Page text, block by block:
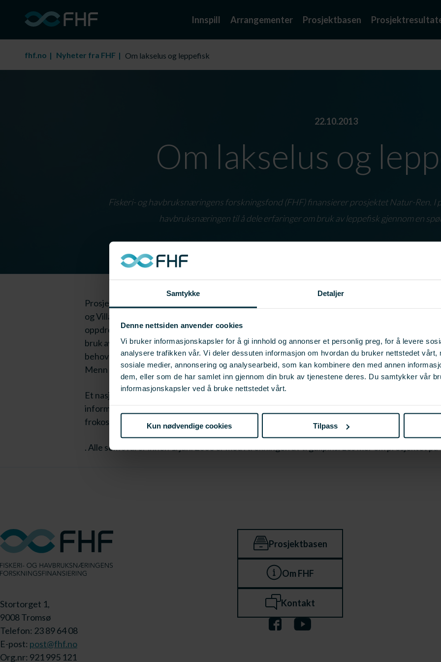
Samtykke Detaljer
Denne nettsiden anvender cookies
Vi bruker informasjonskapsler for å gi innhold og annonser et personlig preg, for å levere
analysere trafikken vår. Vi deler dessuten informasjon om hvordan du bruker nettstedet vårt,
sosiale medier, annonsering og analysearbeid, som kan kombinere den med annen
dem, eller som de har samlet inn gjennom din bruk av tjenestene deres. Du samtykker vår
informasjonskapsler ved å bruke nettstedet vårt.
Kun nødvendige cookies Tilpass
Innspill Arrangementer Prosjektbasen
fhf.no Nyheter fra FHF Om lakselus og leppefisk
22.10.2013
Om lakselus og
Fiskeri- og havbruksnæringens forskningsfond (FHF) finansierer prosjektet Natur-Ren. I
havbruksnæringen til å dele erfaringer om bruk av leppefisk gjennom en
Prosjektet Natur-Ren ledes av Stiftelsen Norsk Sjømatsenter i samarbeid med
og Villa Leppefisk AS. Prosjektet skal samle inn, systematisere og spre kunnskaper om
oppdrett av laks. Riktig brukt kan leppefisken bekjempe lakselus og holde begroing under
bruk av leppefisk vil prosjektet bidra til at næringen har leppefisk som første valg i kampen
behovet for medisiner og kjemikalier i havbruksnæringen. På planen står en artikkelserie i
Menn og Jakt og fiske.
Et nasjonalt nettverk skal spre kunnskap og erfaring med rensefisk gjennom fagmøter og
informasjonmateriell til både næringen og offentlig forvaltning. Under Aqua Nor i Trondheim
frokostmøte onsdag 13. august 0900 - 1100. Gjennom en
. Alle som svarer innen 1. juni 2003 er med i trekningen av ti gullpins. Les mer om prosjektet
Stortorget 1,
9008 Tromsø
Telefon: 23 89 64 08
E-post: post@fhf.no
Org.nr: 921 995 121
Prosjektbasen
Om FHF
Kontakt